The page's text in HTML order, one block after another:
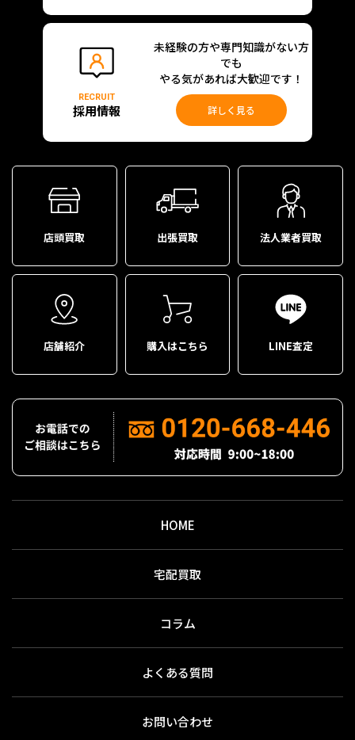
RECRUIT
採用情報
未経験の方や専門知識がない方
でも
やる気があれば大歓迎です！
詳しく見る
店頭買取 出張買取 法人業者買取
店舗紹介 購入はこちら LINE査定
HOME
宅配買取
コラム
よくある質問
お問い合わせ